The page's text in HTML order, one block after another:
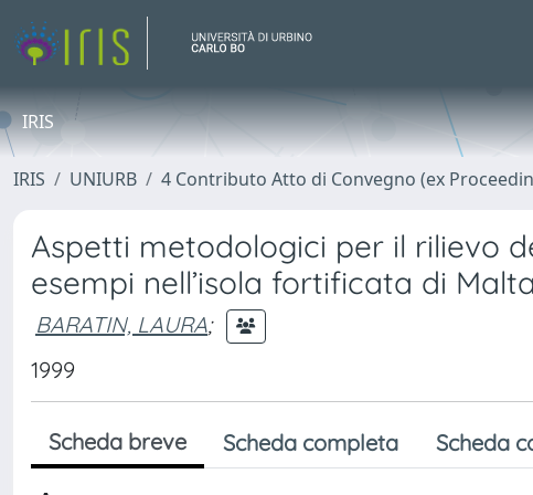
IRIS
IRIS UNIURB 4 Contributo Atto di Convegno (ex
Aspetti metodologici per il rilievo
esempi nell’isola fortificata di
BARATIN, LAURA;
1999
Scheda breve Scheda completa Scheda